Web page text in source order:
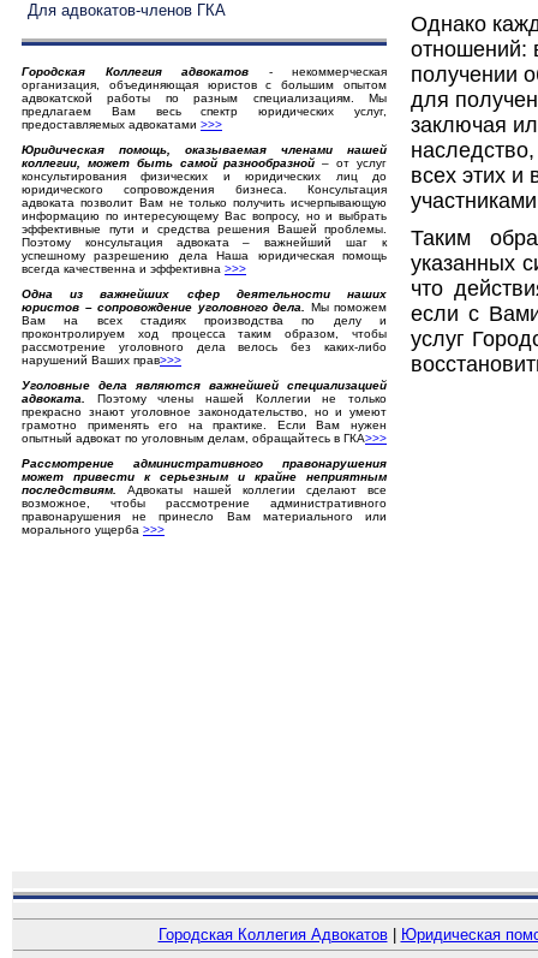
Для адвокатов-членов ГКА
Городская Коллегия адвокатов - некоммерческая
организация, объединяющая юристов с большим опытом
адвокатской работы по разным специализациям. Мы
предлагаем Вам весь спектр юридических услуг,
предоставляемых адвокатами >>>
Юридическая помощь, оказываемая членами нашей
коллегии, может быть самой разнообразной – от услуг
консультирования физических и юридических лиц до
юридического сопровождения бизнеса. Консультация
адвоката позволит Вам не только получить исчерпывающую
информацию по интересующему Вас вопросу, но и выбрать
эффективные пути и средства решения Вашей проблемы.
Поэтому консультация адвоката – важнейший шаг к
успешному разрешению дела Наша юридическая помощь
всегда качественна и эффективна >>>
Одна из важнейших сфер деятельности наших
юристов – сопровождение уголовного дела.
Мы поможем
Вам на всех стадиях производства по делу и
проконтролируем ход процесса таким образом, чтобы
рассмотрение уголовного дела велось без каких-либо
нарушений Ваших прав>>>
Уголовные дела являются важнейшей специализацией
адвоката.
Поэтому члены нашей Коллегии не только
прекрасно знают уголовное законодательство, но и умеют
грамотно применять его на практике. Если Вам нужен
опытный адвокат по уголовным делам, обращайтесь в ГКА>>>
Рассмотрение административного правонарушения
может привести к серьезным и крайне неприятным
последствиям.
Адвокаты нашей коллегии сделают все
возможное, чтобы рассмотрение административного
правонарушения не принесло Вам материального или
морального ущерба >>>
Однако
отношений:
получении
для
заключая
всех этих и
Таким
указанных
что
если с
услуг
Городская Коллегия Адвокатов| Юридическая